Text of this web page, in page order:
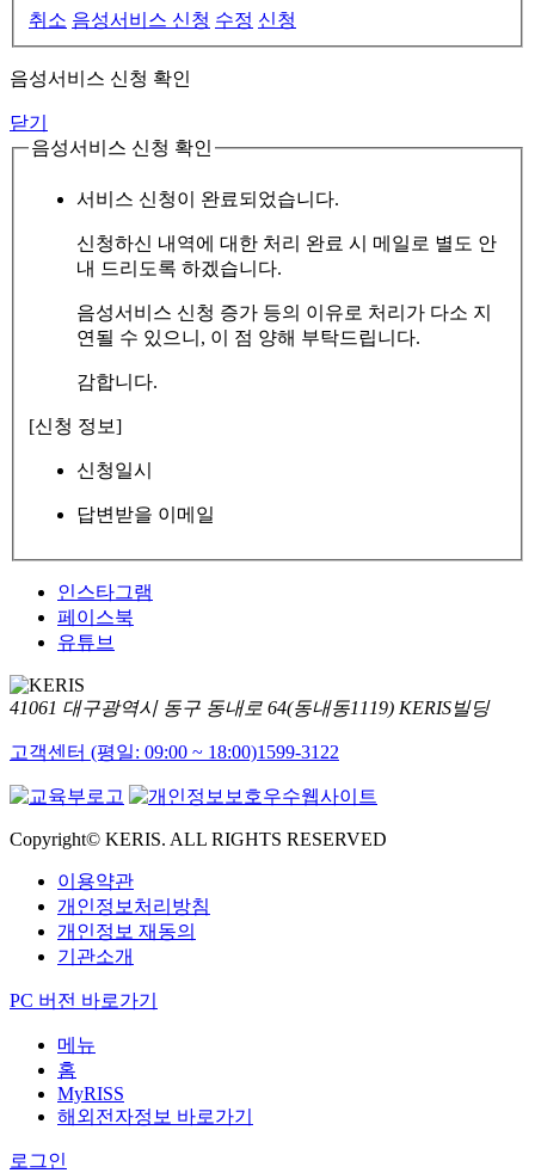
취소 음성서비스 신청 수정 신청
음성서비스 신청 확인
닫기
음성서비스 신청 확인
서비스 신청이 완료되었습니다.
신청하신 내역에 대한 처리 완료 시 메일로 별도 안
내 드리도록 하겠습니다.
음성서비스 신청 증가 등의 이유로 처리가 다소 지
연될 수 있으니, 이 점 양해 부탁드립니다.
감합니다.
[신청 정보]
신청일시
답변받을 이메일
인스타그램
페이스북
유튜브
41061 대구광역시 동구 동내로 64(동내동1119) KERIS빌딩
고객센터 (평일: 09:00 ~ 18:00)1599-3122
Copyright© KERIS. ALL RIGHTS RESERVED
이용약관
개인정보처리방침
개인정보 재동의
기관소개
PC 버전 바로가기
메뉴
홈
MyRISS
해외전자정보 바로가기
로그인